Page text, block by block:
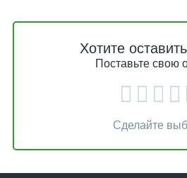
Хотите
Поставьте свою
Сделайте